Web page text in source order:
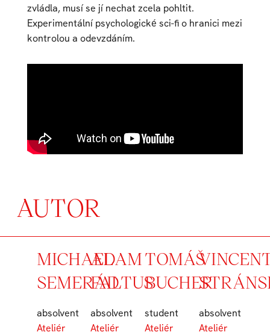
zvládla, musí se jí nechat zcela pohltit.
Experimentální psychologické sci-fi o hranici mezi
kontrolou a odevzdáním.
AUTOR
MICHAEL
SEMERÁD
absolvent
Ateliér
ADAM
FALTUS
absolvent
Ateliér
TOMÁŠ
BUCHER
student
Ateliér
absolvent
Ateliér